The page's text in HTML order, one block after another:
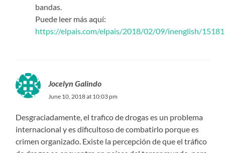
bandas.
Puede leer más aquí:
https://elpais.com/elpais/2018/02/09/inenglish/
Jocelyn Galindo
June 10, 2018 at 10:03 pm
Desgraciadamente, el trafico de drogas es un problema
internacional y es dificultoso de combatirlo porque es
crimen organizado. Existe la percepción de que el tráfico